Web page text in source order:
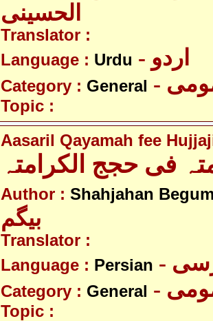
الحسینی
Translator :
Language : Urdu - اردو
Category : General
Topic :
Aasaril Qayamah fee
فی حجج الکرامتہ
Author : Shahjahan
بیگم
Translator :
Language : Persian
Category : General
Topic :